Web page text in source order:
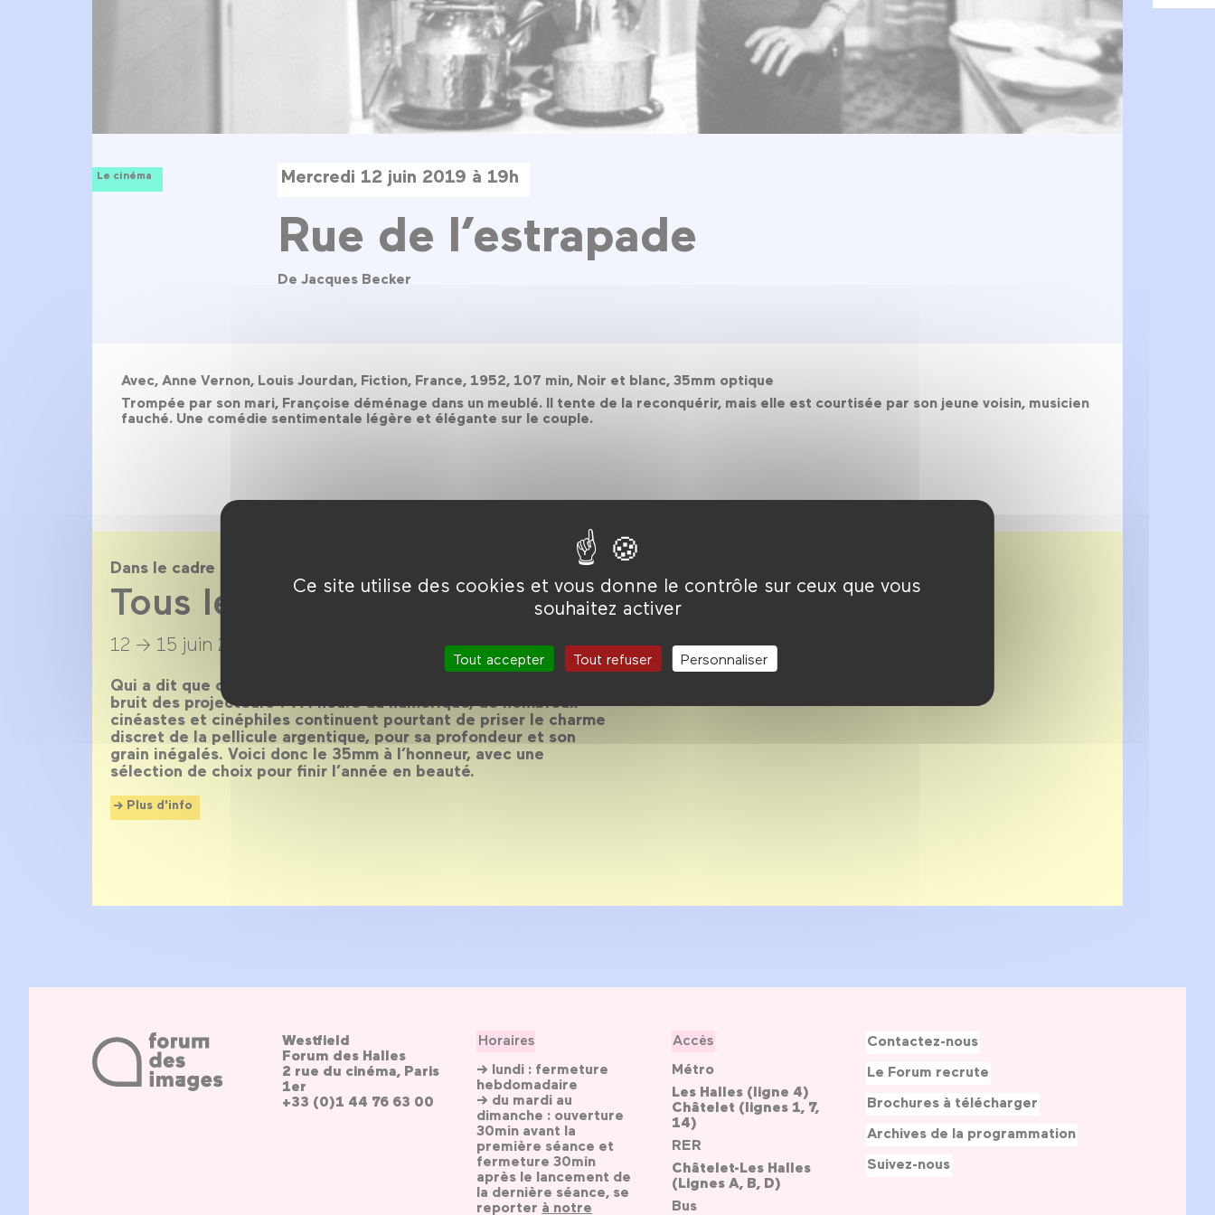
Ce site utilise des cookies et vous donne le contrôle sur ceux que vous
souhaitez activer
Tout accepter Tout refuser Personnaliser
Le cinéma Mercredi 12 juin 2019 à 19h
Rue de l’estrapade
De Jacques Becker
Avec, Anne Vernon, Louis Jourdan, Fiction, France, 1952, 107 min, Noir et blanc, 35mm optique
Trompée par son mari, Françoise déménage dans un meublé. Il tente de la reconquérir, mais elle est courtisée par son jeune voisin, musicien
fauché. Une comédie sentimentale légère et élégante sur le couple.
Dans le cadre de
Tous les 35 du mois 2019
12 → 15 juin 2019
Qui a dit que c’en était fini des bobines de films et du doux
bruit des projecteurs ? À l’heure du numérique, de nombreux
cinéastes et cinéphiles continuent pourtant de priser le charme
discret de la pellicule argentique, pour sa profondeur et son
grain inégalés. Voici donc le 35mm à l’honneur, avec une
sélection de choix pour finir l’année en beauté.
Plus d'info
Westfield
Forum des Halles
2 rue du cinéma, Paris
1er
+33 (0)1 44 76 63 00
Horaires
→ lundi : fermeture
hebdomadaire
→ du mardi au
dimanche : ouverture
30min avant la
première séance et
fermeture 30min
après le lancement de
la dernière séance, se
reporter à notre
Accès
Métro
Les Halles (ligne 4)
Châtelet (lignes 1, 7,
14)
RER
Châtelet-Les Halles
(Lignes A, B, D)
Bus
Contactez-nous
Le Forum recrute
Brochures à télécharger
Archives de la programmation
Suivez-nous